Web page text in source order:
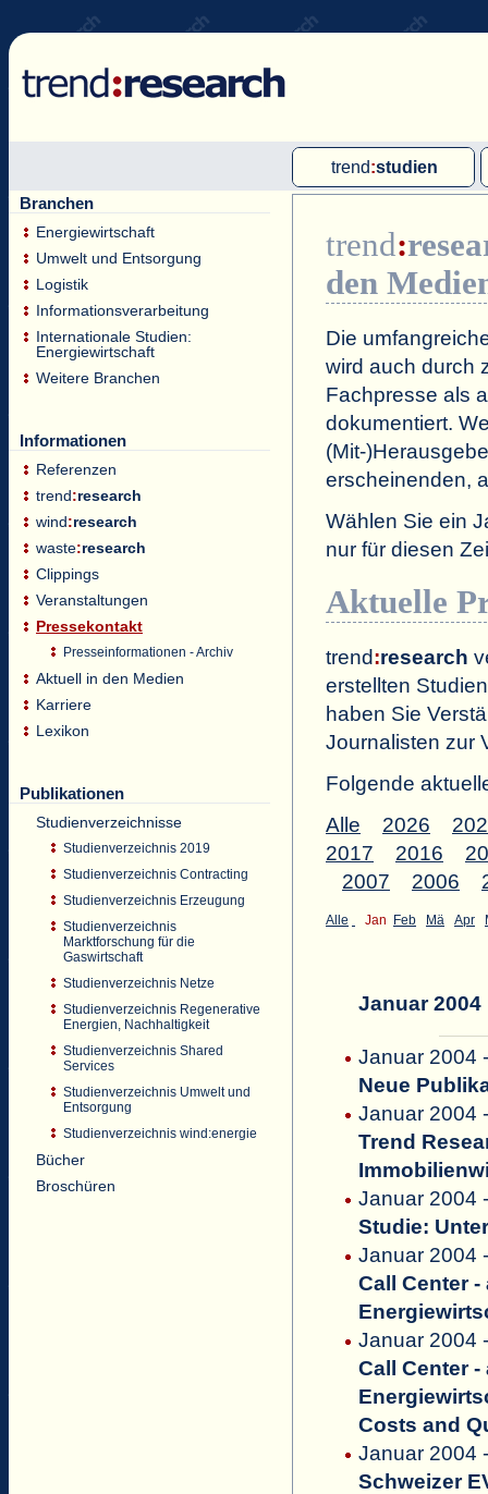
trend:studien
Single-Client-Studien
Internationale Markt Reports
Branchen
Energiewirtschaft
Umwelt und Entsorgung
Logistik
Informationsverarbeitung
Internationale Studien:
Energiewirtschaft
Weitere Branchen
Informationen
Referenzen
trend:research
wind:research
waste:research
Clippings
Veranstaltungen
Pressekontakt
Presseinformationen - Archiv
Aktuell in den Medien
Karriere
Lexikon
Publikationen
Studienverzeichnisse
Studienverzeichnis 2019
Studienverzeichnis Contracting
Studienverzeichnis Erzeugung
Studienverzeichnis
Marktforschung für die
Gaswirtschaft
Studienverzeichnis Netze
Studienverzeichnis Regenerative
Energien, Nachhaltigkeit
Studienverzeichnis Shared
Services
Studienverzeichnis Umwelt und
Entsorgung
Studienverzeichnis wind:energie
Bücher
Broschüren
trend:
den
Die
wird auch durch
Fachpresse als
dokumentiert.
(Mit-
erscheinenden,
Wählen Sie ein
nur für diesen
Aktuelle
trend:research
erstellten
haben Sie
Journalisten zur
Folgende
Alle
2026
2017
2016
2007
2006
Alle Jan Feb Mä Apr
Januar 2004
Januar 2004
Neue
Januar 2004
Trend
Januar 2004
Studie:
Januar 2004
Call Center
Januar 2004
Call Center
Costs and
Januar 2004
Schweizer